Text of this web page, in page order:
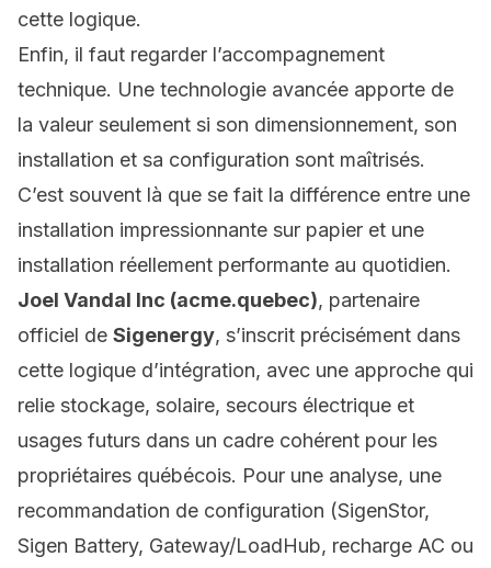
cette logique.
Enfin, il faut regarder l’accompagnement
technique. Une technologie avancée apporte de
la valeur seulement si son dimensionnement, son
installation et sa configuration sont maîtrisés.
C’est souvent là que se fait la différence entre une
installation impressionnante sur papier et une
installation réellement performante au quotidien.
Joel Vandal Inc (acme.quebec), partenaire
officiel de Sigenergy, s’inscrit précisément dans
cette logique d’intégration, avec une approche qui
relie stockage, solaire, secours électrique et
usages futurs dans un cadre cohérent pour les
propriétaires québécois. Pour une analyse, une
recommandation de configuration (SigenStor,
Sigen Battery, Gateway/LoadHub, recharge AC ou